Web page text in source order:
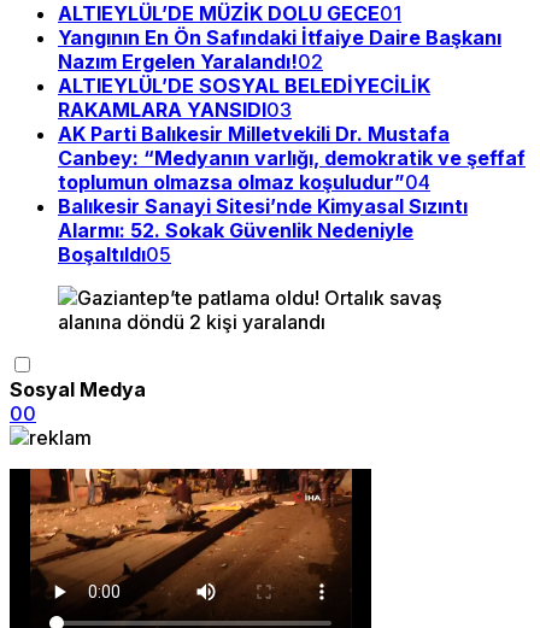
ALTIEYLÜL’DE MÜZİK DOLU GECE01
Yangının En Ön Safındaki İtfaiye Daire Başkanı
Nazım Ergelen Yaralandı!02
ALTIEYLÜL’DE SOSYAL BELEDİYECİLİK
RAKAMLARA YANSIDI03
AK Parti Balıkesir Milletvekili Dr. Mustafa
Canbey: “Medyanın varlığı, demokratik ve şeffaf
toplumun olmazsa olmaz koşuludur”04
Balıkesir Sanayi Sitesi’nde Kimyasal Sızıntı
Alarmı: 52. Sokak Güvenlik Nedeniyle
Boşaltıldı05
Sosyal Medya
00